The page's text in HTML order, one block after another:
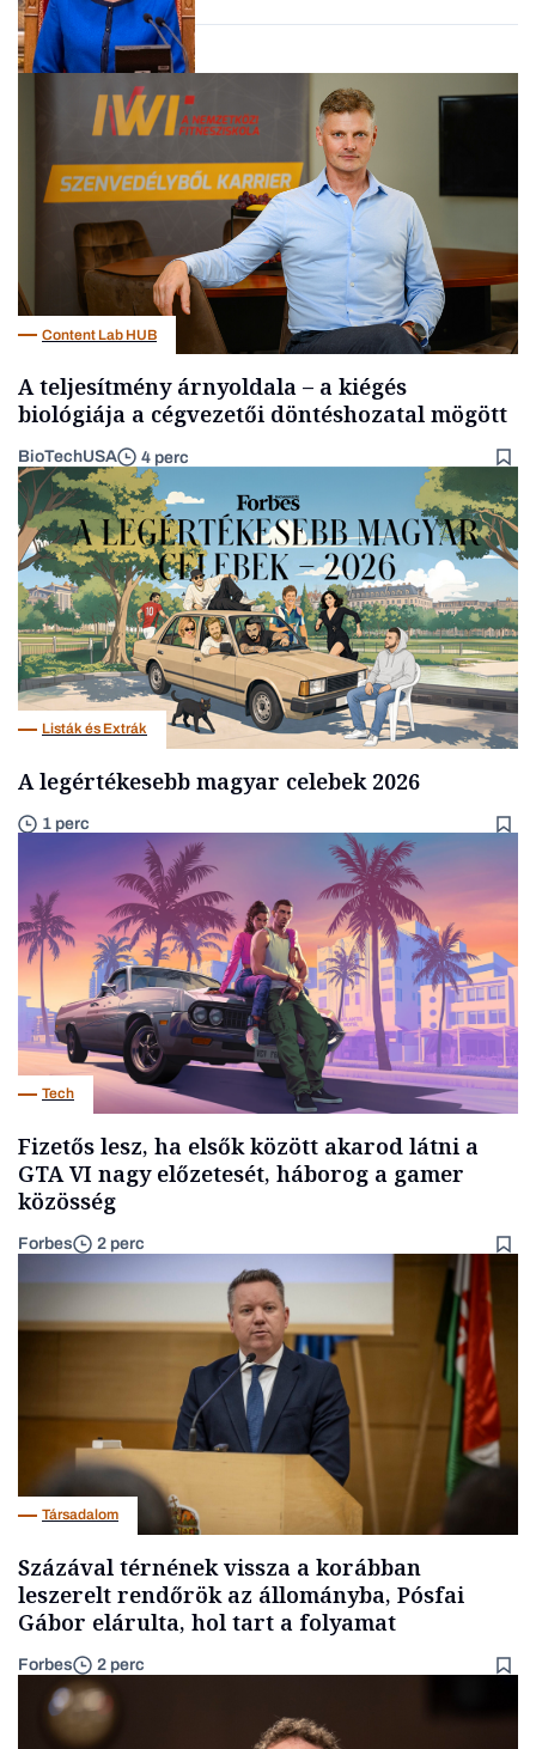
Content Lab HUB
A teljesítmény árnyoldala – a kiégés
biológiája a cégvezetői döntéshozatal mögött
BioTechUSA 4 perc
Listák és Extrák
A legértékesebb magyar celebek 2026
1 perc
Tech
Fizetős lesz, ha elsők között akarod látni a
GTA VI nagy előzetesét, háborog a gamer
közösség
Forbes 2 perc
Társadalom
Százával térnének vissza a korábban
leszerelt rendőrök az állományba, Pósfai
Gábor elárulta, hol tart a folyamat
Forbes 2 perc